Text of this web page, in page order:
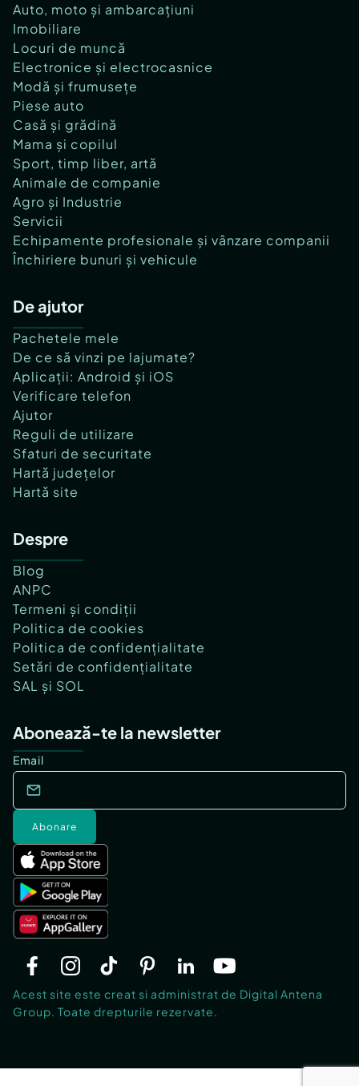
Auto, moto și ambarcațiuni
Imobiliare
Locuri de muncă
Electronice și electrocasnice
Modă și frumusețe
Piese auto
Casă și grădină
Mama și copilul
Sport, timp liber, artă
Animale de companie
Agro și Industrie
Servicii
Echipamente profesionale și vânzare companii
Închiriere bunuri și vehicule
De ajutor
Pachetele mele
De ce să vinzi pe lajumate?
Aplicații: Android și iOS
Verificare telefon
Ajutor
Reguli de utilizare
Sfaturi de securitate
Hartă județelor
Hartă site
Despre
Blog
ANPC
Termeni și condiții
Politica de cookies
Politica de confidențialitate
Setări de confidențialitate
SAL și SOL
Abonează-te la newsletter
Email
Abonare
Acest site este creat si administrat de Digital Antena
Group. Toate drepturile rezervate.